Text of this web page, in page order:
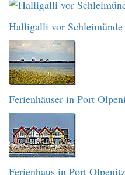
Halligalli vor Schleimünde
Ferienhäuser in Port
Ferienhaus in Port Olpenitz